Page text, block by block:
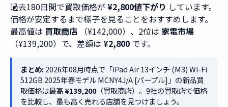
過去180日間で買取価格が ¥2,800値下がり しています。
価格が安定するまで様子を見ることをおすすめします。
最高値は 買取商店 （¥142,000）、2位は 家電市場
（¥139,200）で、差額は ¥2,800 です。
まとめ:2026年08月時点で「iPad Air 13インチ (M3) Wi-Fi
512GB 2025年春モデル MCNY4J/A [パープル]」の新品買
取価格は最高¥139,200（買取商店）。9社の買取店で価格
を比較し、最も高く売れる店舗を見つけましょう。